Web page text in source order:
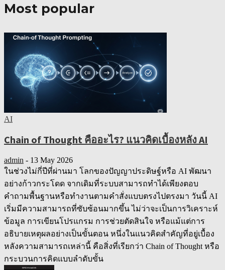
Most popular
AI
Chain of Thought คืออะไร? แนวคิดเบื้องหลัง AI
admin - 13 May 2026
ในช่วงไม่กี่ปีที่ผ่านมา โลกของปัญญาประดิษฐ์หรือ AI พัฒนา
อย่างก้าวกระโดด จากเดิมที่ระบบสามารถทำได้เพียงตอบ
คำถามพื้นฐานหรือทำงานตามคำสั่งแบบตรงไปตรงมา วันนี้ AI
เริ่มมีความสามารถที่ซับซ้อนมากขึ้น ไม่ว่าจะเป็นการวิเคราะห์
ข้อมูล การเขียนโปรแกรม การช่วยตัดสินใจ หรือแม้แต่การ
อธิบายเหตุผลอย่างเป็นขั้นตอน หนึ่งในแนวคิดสำคัญที่อยู่เบื้อง
หลังความสามารถเหล่านี้ คือสิ่งที่เรียกว่า Chain of Thought หรือ
กระบวนการคิดแบบลำดับขั้น